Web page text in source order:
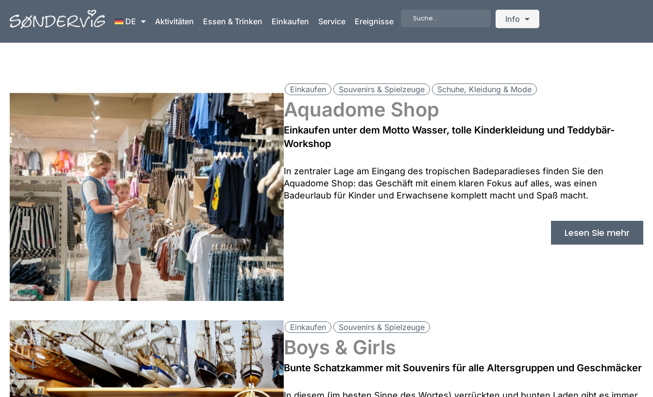
Inhalt
springen
DE Aktivitäten Essen & Trinken Einkaufen Service Ereignisse
Search
Info
Einkaufen Souvenirs & Spielzeuge Schuhe, Kleidung & Mode
Aquadome Shop
Einkaufen unter dem Motto Wasser, tolle Kinderkleidung und Teddybär-
Workshop
In zentraler Lage am Eingang des tropischen Badeparadieses finden Sie den
Aquadome Shop: das Geschäft mit einem klaren Fokus auf alles, was einen
Badeurlaub für Kinder und Erwachsene komplett macht und Spaß macht.
Lesen Sie mehr
Einkaufen Souvenirs & Spielzeuge
Boys & Girls
Bunte Schatzkammer mit Souvenirs für alle Altersgruppen und Geschmäcker